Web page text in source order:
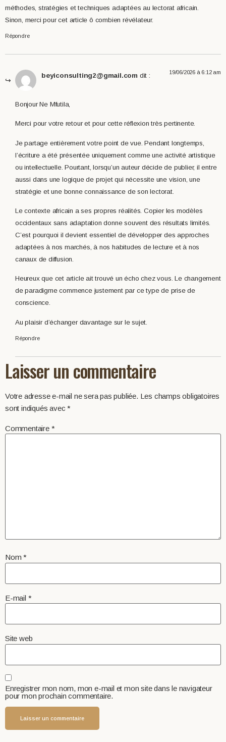
méthodes, stratégies et techniques adaptées au lectorat africain.
Sinon, merci pour cet article ô combien révélateur.
Répondre
beyiconsulting2@gmail.com dit : 19/06/2026 à 6:12 am
Bonjour Ne Mfutila,
Merci pour votre retour et pour cette réflexion très pertinente.
Je partage entièrement votre point de vue. Pendant longtemps,
l’écriture a été présentée uniquement comme une activité artistique
ou intellectuelle. Pourtant, lorsqu’un auteur décide de publier, il entre
aussi dans une logique de projet qui nécessite une vision, une
stratégie et une bonne connaissance de son lectorat.
Le contexte africain a ses propres réalités. Copier les modèles
occidentaux sans adaptation donne souvent des résultats limités.
C’est pourquoi il devient essentiel de développer des approches
adaptées à nos marchés, à nos habitudes de lecture et à nos
canaux de diffusion.
Heureux que cet article ait trouvé un écho chez vous. Le changement
de paradigme commence justement par ce type de prise de
conscience.
Au plaisir d’échanger davantage sur le sujet.
Répondre
Laisser un commentaire
Votre adresse e-mail ne sera pas publiée. Les champs obligatoires
sont indiqués avec*
Commentaire *
Nom*
E-mail *
Site web
Enregistrer mon nom, mon e-mail et mon site dans le navigateur
pour mon prochain commentaire.